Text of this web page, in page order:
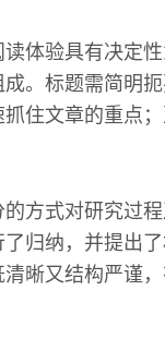
体验具有决定
。标题需简明
住文章的重点
方式对研究过
归纳，并提出
晰又结构严谨